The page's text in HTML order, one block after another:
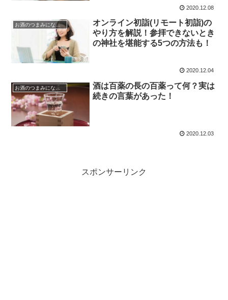
2020.12.08
お酒のつまみになる話
オンライン初詣(リモート初詣)の
やり方を解説！参拝できないとき
の神社を堪能する5つの方法も！
2020.12.04
お酒のつまみになる話
酒は百薬の長の百薬って何？実は
続きの言葉があった！
2020.12.03
スポンサーリンク